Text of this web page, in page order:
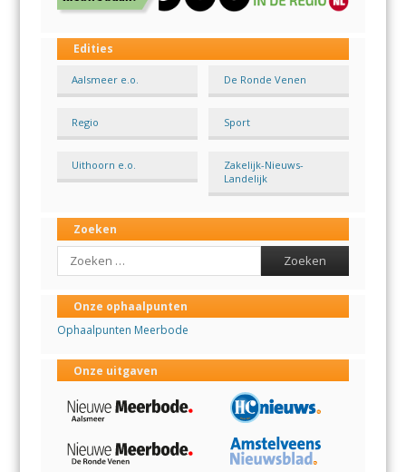
Edities
Aalsmeer e.o. De Ronde Venen
Regio Sport
Uithoorn e.o.
Zakelijk-Nieuws-
Landelijk
Zoeken
Search
Onze ophaalpunten
Ophaalpunten Meerbode
Onze uitgaven